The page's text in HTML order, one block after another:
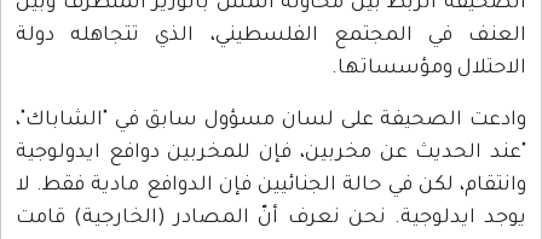
العنف في المجتمع الفلسطيني، الذي تتجاهله دولة
الاحتلال ومؤسساتها.
وادعت الصحيفة على لسان مسؤول سابق في "الشاباك"،
"عند الحديث عن مخربين، فإن للمخربين دوافع ايدولوجية
وانتقام، لكن في حالة الجنائيين فإن الدوافع مادية فقط. لا
يوجد ايدلوجية. نحن نعرف أنّ المصادر (الخارجية) قامت